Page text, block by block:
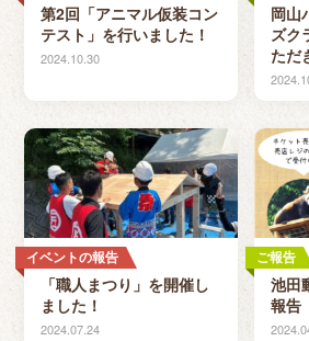
第2回「アニマル仮装コン
テスト」を行いました！
2024.10.30
岡山
ズク
ただ
イベントの報告
「職人まつり」を開催し
ました！
2024.07.24
ご報告
池田
報告